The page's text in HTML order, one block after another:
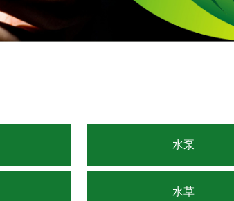
水泵
水草